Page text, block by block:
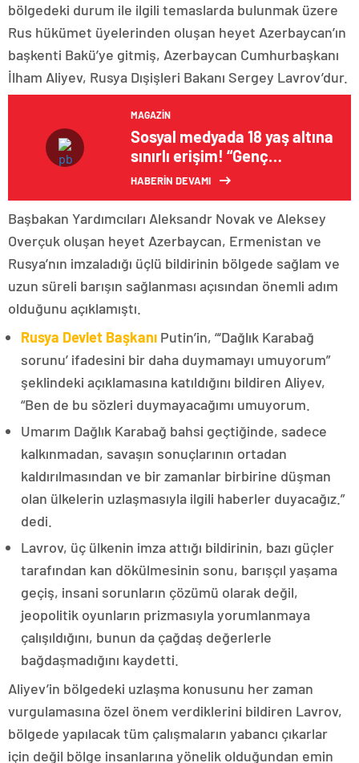
bölgedeki durum ile ilgili temaslarda bulunmak üzere
Rus hükümet üyelerinden oluşan heyet Azerbaycan’ın
başkenti Bakü’ye gitmiş, Azerbaycan Cumhurbaşkanı
İlham Aliyev, Rusya Dışişleri Bakanı Sergey Lavrov’dur.
MAGAZIN
Sosyal medyada 18 yaş altına
sınırlı erişim! “Genç
hesaplar” uygulaması
HABERİN DEVAMI
Başbakan Yardımcıları Aleksandr Novak ve Aleksey
Overçuk oluşan heyet Azerbaycan, Ermenistan ve
Rusya’nın imzaladığı üçlü bildirinin bölgede sağlam ve
uzun süreli barışın sağlanması açısından önemli adım
olduğunu açıklamıştı.
Rusya Devlet Başkanı Putin’in, “‘Dağlık Karabağ
sorunu’ ifadesini bir daha duymamayı umuyorum”
şeklindeki açıklamasına katıldığını bildiren Aliyev,
“Ben de bu sözleri duymayacağımı umuyorum.
Umarım Dağlık Karabağ bahsi geçtiğinde, sadece
kalkınmadan, savaşın sonuçlarının ortadan
kaldırılmasından ve bir zamanlar birbirine düşman
olan ülkelerin uzlaşmasıyla ilgili haberler duyacağız.”
dedi.
Lavrov, üç ülkenin imza attığı bildirinin, bazı güçler
tarafından kan dökülmesinin sonu, barışçıl yaşama
geçiş, insani sorunların çözümü olarak değil,
jeopolitik oyunların prizmasıyla yorumlanmaya
çalışıldığını, bunun da çağdaş değerlerle
bağdaşmadığını kaydetti.
Aliyev’in bölgedeki uzlaşma konusunu her zaman
vurgulamasına özel önem verdiklerini bildiren Lavrov,
bölgede yapılacak tüm çalışmaların yabancı çıkarlar
için değil bölge insanlarına yönelik olduğundan emin